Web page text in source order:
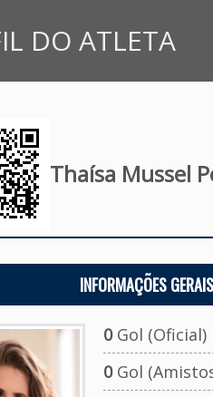
DO ATLETA
Thaísa Mussel
INFORMAÇÕES GERAIS
0Gol (Oficial)
0Gol